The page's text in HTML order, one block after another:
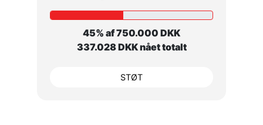
45% af 750.000 DKK
337.028 DKK nået totalt
STØT